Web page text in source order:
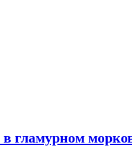
гламурном